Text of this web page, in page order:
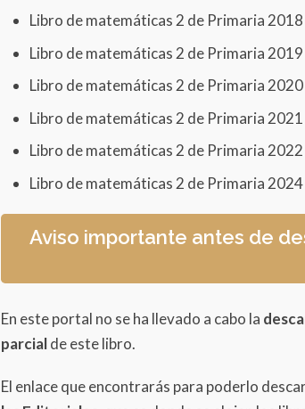
Introducción a la multiplicación
Características de las figuras
Otra vez 100
A medir más longitudes
Cuerpos geométricos
A experimentar con la capacidad
Bloque 2
El litro
Más sumas y restas
Construcción de figuras
Libro de matemáticas 2 de Primaria
Libro de matemáticas 2 de Primaria
Libro de matemáticas 2 de Primaria
Libro de matemáticas 2 de Primaria
Libro de matemáticas 2 de Primaria
Libro de matemáticas 2 de Primaria
Aviso importante antes de
En este portal no se ha llevado a cabo la
parcialde este libro.
El enlace que encontrarás para poderlo